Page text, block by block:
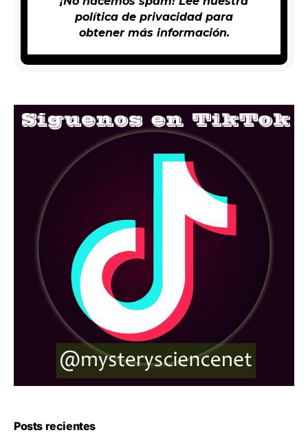
política de privacidadpara
obtener más información.
Posts recientes